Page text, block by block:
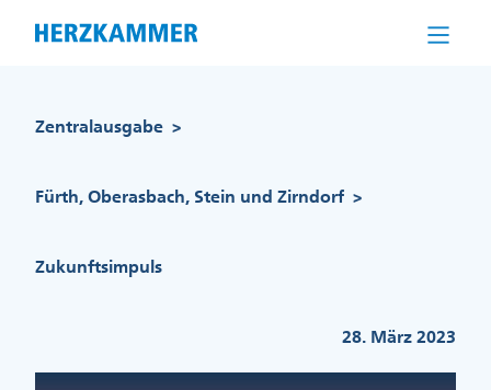
Zentralausgabe >
Fürth, Oberasbach, Stein und Zirndorf >
Zukunftsimpuls
28. März 2023